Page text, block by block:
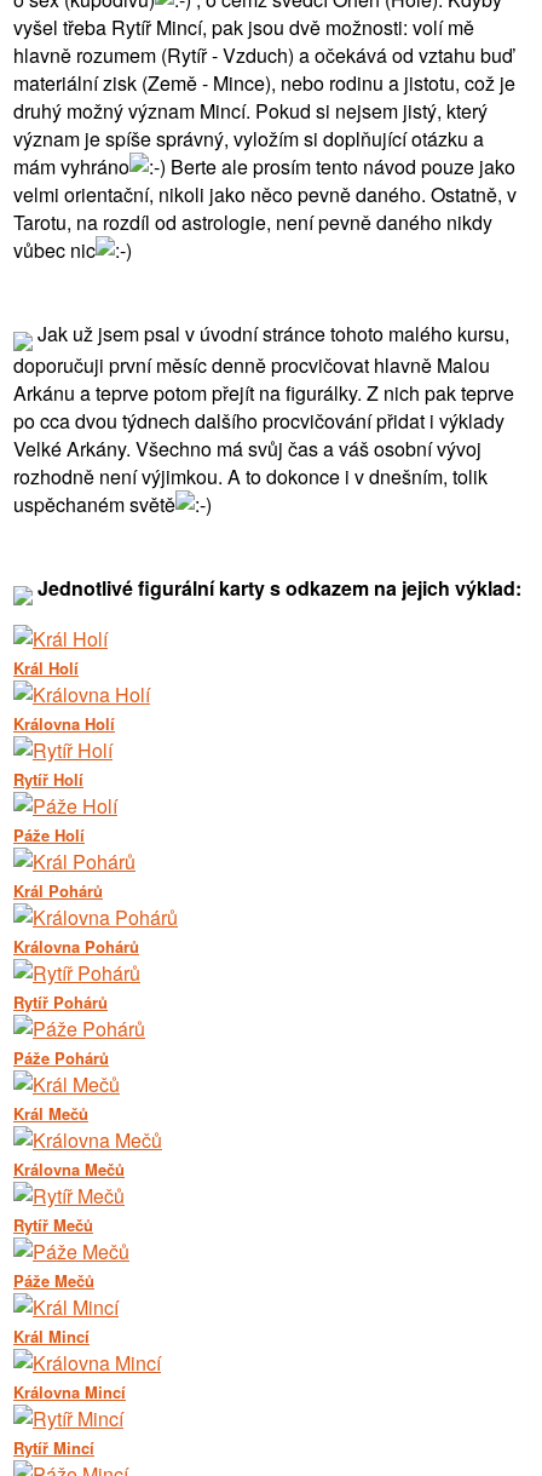
vyšel třeba Rytíř Mincí, pak jsou dvě možnosti: volí mě
hlavně rozumem (Rytíř - Vzduch) a očekává od vztahu buď
materiální zisk (Země - Mince), nebo rodinu a jistotu, což je
druhý možný význam Mincí. Pokud si nejsem jistý, který
význam je spíše správný, vyložím si doplňující otázku a
mám vyhráno
Berte ale prosím tento návod pouze jako
velmi orientační, nikoli jako něco pevně daného. Ostatně, v
Tarotu, na rozdíl od astrologie, není pevně daného nikdy
vůbec nic
Jak už jsem psal v úvodní stránce tohoto malého kursu,
doporučuji první měsíc denně procvičovat hlavně Malou
Arkánu a teprve potom přejít na figurálky. Z nich pak teprve
po cca dvou týdnech dalšího procvičování přidat i výklady
Velké Arkány. Všechno má svůj čas a váš osobní vývoj
rozhodně není výjimkou. A to dokonce i v dnešním, tolik
uspěchaném světě
Jednotlivé figurální karty s odkazem na jejich výklad:
Král Holí
Královna Holí
Rytíř Holí
Páže Holí
Král Pohárů
Královna Pohárů
Rytíř Pohárů
Páže Pohárů
Král Mečů
Královna Mečů
Rytíř Mečů
Páže Mečů
Král Mincí
Královna Mincí
Rytíř Mincí